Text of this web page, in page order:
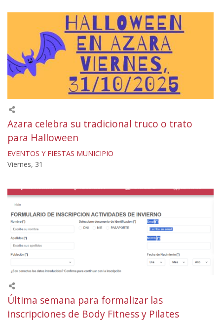
Azara celebra su tradicional truco o trato
para Halloween
EVENTOS Y FIESTAS MUNICIPIO
Viernes, 31
Última semana para formalizar las
inscripciones de Body Fitness y Pilates